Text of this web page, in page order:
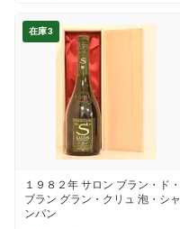
在庫3
１９８２年 サロン ブラン・ド・
ブラン グラン・クリュ 泡・シャ
ンパン